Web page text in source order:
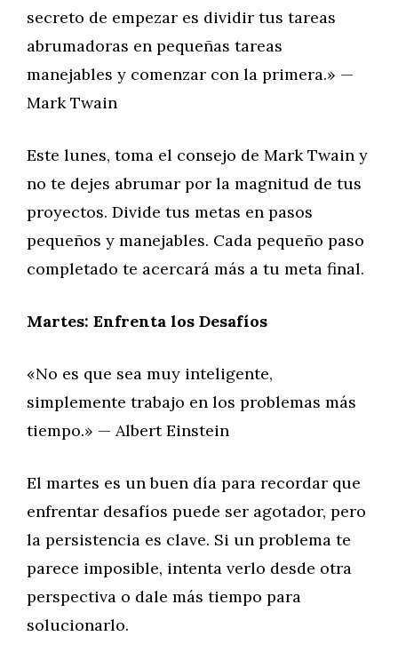
secreto de empezar es dividir tus tareas
abrumadoras en pequeñas tareas
manejables y comenzar con la primera.» —
Mark Twain
Este lunes, toma el consejo de Mark Twain y
no te dejes abrumar por la magnitud de tus
proyectos. Divide tus metas en pasos
pequeños y manejables. Cada pequeño paso
completado te acercará más a tu meta final.
Martes: Enfrenta los Desafíos
«No es que sea muy inteligente,
simplemente trabajo en los problemas más
tiempo.» — Albert Einstein
El martes es un buen día para recordar que
enfrentar desafíos puede ser agotador, pero
la persistencia es clave. Si un problema te
parece imposible, intenta verlo desde otra
perspectiva o dale más tiempo para
solucionarlo.